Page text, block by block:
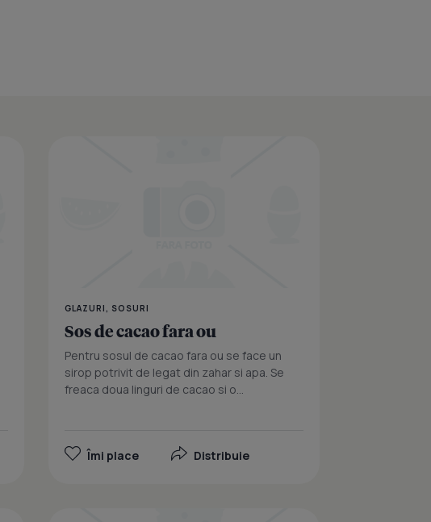
GLAZURI, SOSURI
Sos de cacao fara ou
Pentru sosul de cacao fara ou se face un
sirop potrivit de legat din zahar si apa. Se
freaca doua linguri de cacao si o...
Îmi place Distribuie